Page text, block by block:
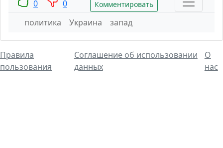
0 0 Комментировать
политика Украина запад
Правила
пользования
Соглашение об использовании
данных
О
нас